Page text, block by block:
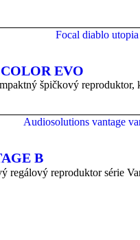
EVO
špičkový
B
regálový reproduktor série